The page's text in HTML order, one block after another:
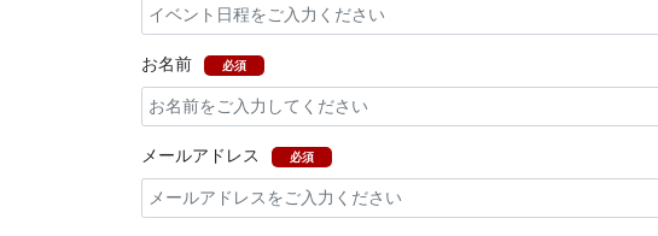
お名前 必須
メールアドレス 必須